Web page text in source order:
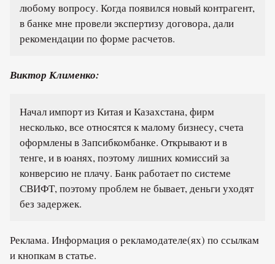
любому вопросу. Когда появился новый контрагент,
в банке мне провели экспертизу договора, дали
рекомендации по форме расчетов.
Виктор Клименко:
Начал импорт из Китая и Казахстана, фирм
несколько, все относятся к малому бизнесу, счета
оформлены в Запсибкомбанке. Открывают и в
тенге, и в юанях, поэтому лишних комиссий за
конверсию не плачу. Банк работает по системе
СВИФТ, поэтому проблем не бывает, деньги уходят
без задержек.
Реклама. Информация о рекламодателе(ях) по ссылкам
и кнопкам в статье.